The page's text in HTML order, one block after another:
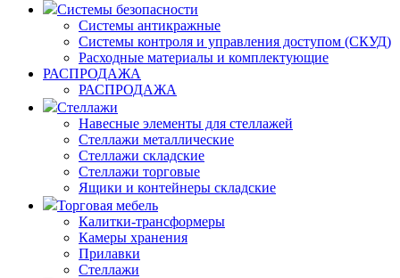
Системы безопасности
Системы антикражные
Системы контроля и управления доступом (СКУД)
Расходные материалы и комплектующие
РАСПРОДАЖА
РАСПРОДАЖА
Стеллажи
Навесные элементы для стеллажей
Стеллажи металлические
Стеллажи складские
Стеллажи торговые
Ящики и контейнеры складские
Торговая мебель
Калитки-трансформеры
Камеры хранения
Прилавки
Стеллажи